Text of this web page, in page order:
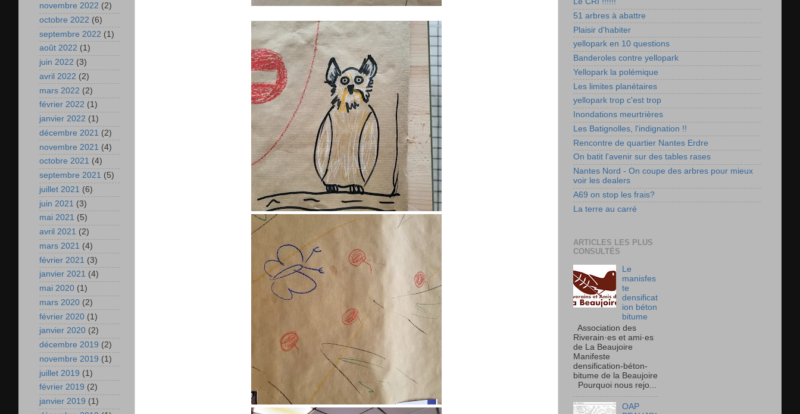
novembre 2022 (2)
octobre 2022 (6)
septembre 2022 (1)
août 2022 (1)
juin 2022 (3)
avril 2022 (2)
mars 2022 (2)
février 2022 (1)
janvier 2022 (1)
décembre 2021 (2)
novembre 2021 (4)
octobre 2021 (4)
septembre 2021 (5)
juillet 2021 (6)
juin 2021 (3)
mai 2021 (5)
avril 2021 (2)
mars 2021 (4)
février 2021 (3)
janvier 2021 (4)
mai 2020 (1)
mars 2020 (2)
février 2020 (1)
janvier 2020 (2)
décembre 2019 (2)
novembre 2019 (1)
juillet 2019 (1)
février 2019 (2)
janvier 2019 (1)
51 arbres à abattre
Plaisir d'habiter
yellopark en 10 questions
Banderoles contre yellopark
Yellopark la polémique
Les limites planétaires
yellopark trop c'est trop
Inondations meurtrières
Les Batignolles, l'indignation !!
Rencontre de quartier Nantes Erdre
On batit l'avenir sur des tables rases
Nantes Nord - On coupe des arbres pour mieux
voir les dealers
A69 on stop les frais?
La terre au carré
ARTICLES LES PLUS
CONSULTÉS
Le
manisfes
te
densificat
ion béton
bitume
Association des
Riverain·es et ami·es
de La Beaujoire
Manifeste
densification-béton-
bitume de la Beaujoire
Pourquoi nous rejo...
OAP